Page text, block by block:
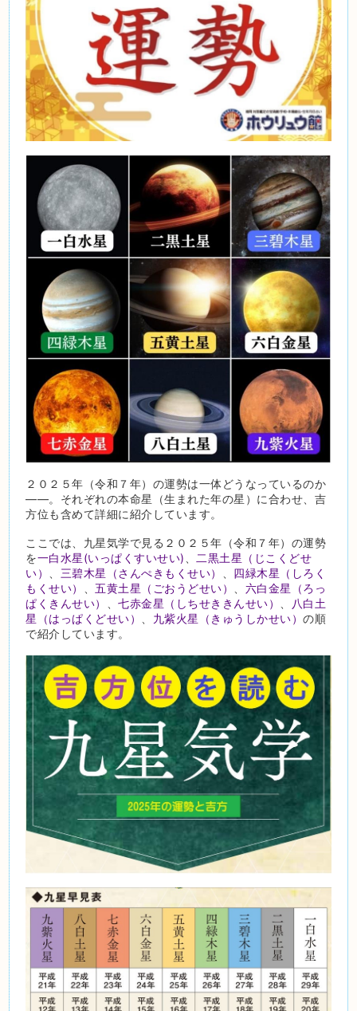
２０２５年（令和７年）の運勢は一体どうなっているのか
――。それぞれの本命星（生まれた年の星）に合わせ、吉
方位も含めて詳細に紹介しています。
ここでは、九星気学で見る２０２５年（令和７年）の運勢
を一白水星(いっぱくすいせい)
二黒土星（じこくどせ
い）
三碧木星（さんぺきもくせい）
四緑木星（しろく
もくせい）
、五黄土星（ごおうどせい）
六白金星（ろっ
ぱくきんせい）
、七赤金星（しちせききんせい）
八白土
星（はっぱくどせい）
九紫火星（きゅうしかせい）の順
で紹介しています。